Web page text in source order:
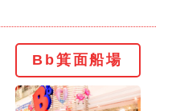
Bb箕面船場